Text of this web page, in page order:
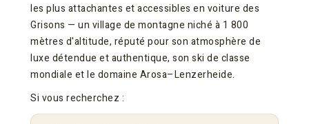
les plus attachantes et accessibles en voiture des
Grisons — un village de montagne niché à 1 800
mètres d'altitude, réputé pour son atmosphère de
luxe détendue et authentique, son ski de classe
mondiale et le domaine Arosa–Lenzerheide.
Si vous recherchez :